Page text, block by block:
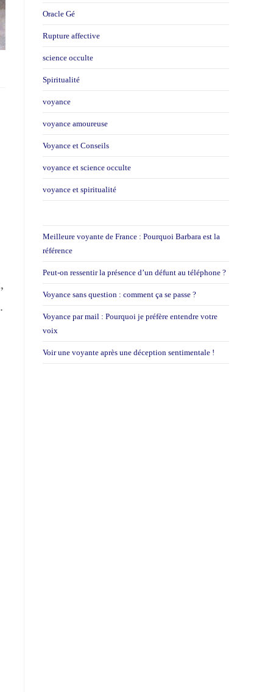
Oracle Gé
Rupture affective
science occulte
Spiritualité
voyance
voyance amoureuse
Voyance et Conseils
voyance et science occulte
voyance et spiritualité
Meilleure voyante de France : Pourquoi Barbara est la
référence
Peut-on ressentir la présence d’un défunt au téléphone ?
Voyance sans question : comment ça se passe ?
Voyance par mail : Pourquoi je préfère entendre votre
voix
Voir une voyante après une déception sentimentale !